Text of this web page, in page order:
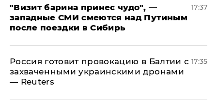
"Визит барина принес чудо", —
западные СМИ смеются над Путиным
после поездки в Сибирь
17:37
​Россия готовит провокацию в Балтии с
захваченными украинскими дронами
— Reuters
17:35